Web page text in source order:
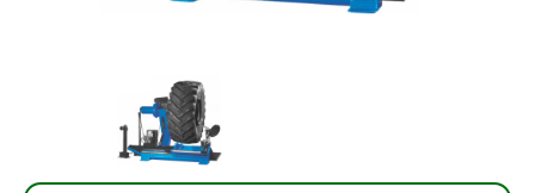
Добавить в корзину